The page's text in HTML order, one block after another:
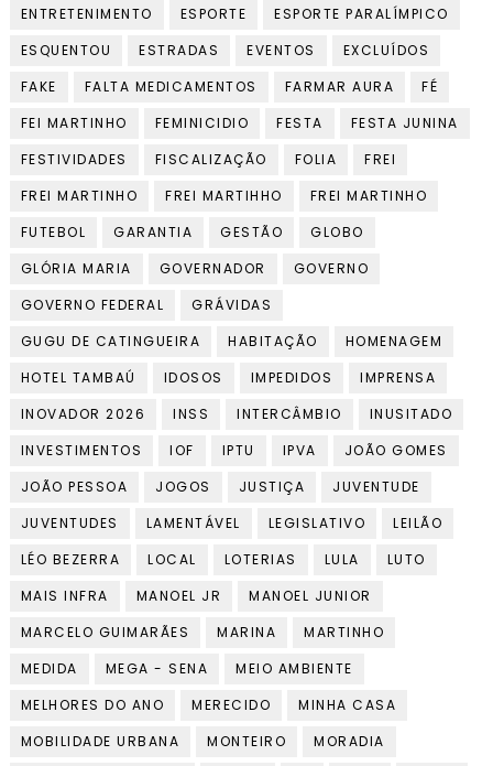
ENTRETENIMENTO
ESPORTE
ESPORTE PARALÍMPICO
ESQUENTOU
ESTRADAS EVENTOS
EXCLUÍDOS
FAKE
FALTA MEDICAMENTOS FARMAR AURA
FÉ
FEI MARTINHO
FEMINICIDIO FESTA
FESTA JUNINA
FESTIVIDADES
FISCALIZAÇÃO FOLIA
FREI
FREI MARTINHO
FREI MARTIHHO
FREI MARTINHO
FUTEBOL
GARANTIA GESTÃO
GLOBO
GLÓRIA MARIA
GOVERNADOR
GOVERNO
GOVERNO FEDERAL
GRÁVIDAS
GUGU DE CATINGUEIRA
HABITAÇÃO
HOMENAGEM
HOTEL TAMBAÚ
IDOSOS IMPEDIDOS
IMPRENSA
INOVADOR 2026
INSS INTERCÂMBIO
INUSITADO
INVESTIMENTOS
IOF IPTU IPVA
JOÃO GOMES
JOÃO PESSOA
JOGOS JUSTIÇA
JUVENTUDE
JUVENTUDES
LAMENTÁVEL LEGISLATIVO
LEILÃO
LÉO BEZERRA
LOCAL LOTERIAS LULA
LUTO
MAIS INFRA
MANOEL JR
MANOEL JUNIOR
MARCELO GUIMARÃES
MARINA
MARTINHO
MEDIDA
MEGA - SENA
MEIO AMBIENTE
MELHORES DO ANO
MERECIDO
MINHA CASA
MOBILIDADE URBANA
MONTEIRO
MORADIA